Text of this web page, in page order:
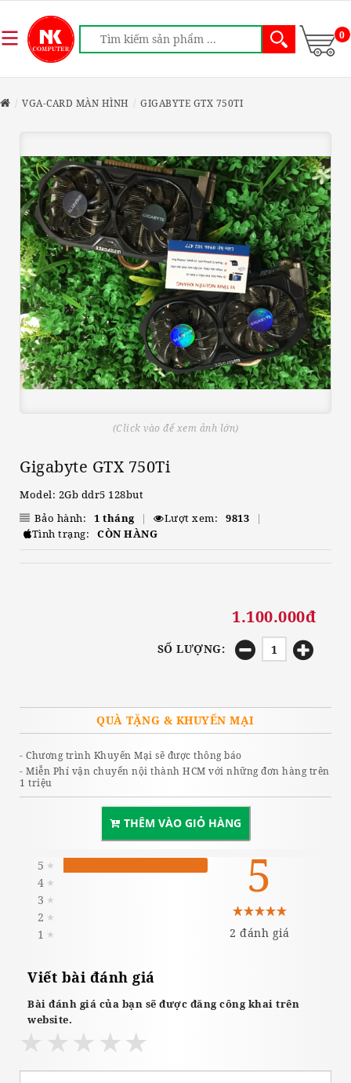
0
VGA-CARD MÀN HÌNH GIGABYTE GTX 750TI
(Click vào để xem ảnh lớn)
Gigabyte GTX 750Ti
Model: 2Gb ddr5 128but
Bảo hành:
1 tháng | Lượt xem: 9813
|
Tình trạng:
CÒN HÀNG
1.100.000đ
SỐ LƯỢNG:
QUÀ TẶNG & KHUYẾN MẠI
- Chương trình Khuyến Mại sẽ được thông báo
- Miễn Phí vận chuyển nội thành HCM với những đơn hàng trên
1 triệu
THÊM VÀO GIỎ HÀNG
5 ★
4 ★
3 ★
2 ★
1 ★
5
2 đánh giá
Viết bài đánh giá
Bài đánh giá của bạn sẽ được đăng công khai trên
website.